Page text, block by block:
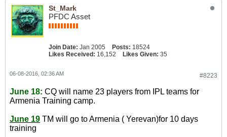
St_Mark
PFDC Asset
Join Date: Jan 2005 Posts: 18524
Likes Received: 16,152 Likes Given: 35
#8223
06-08-2016, 02:36 AM
June 18: CQ will name 23 players from IPL teams for
Armenia Training camp.
June 19 TM will go to Armenia ( Yerevan)for 10 days
training